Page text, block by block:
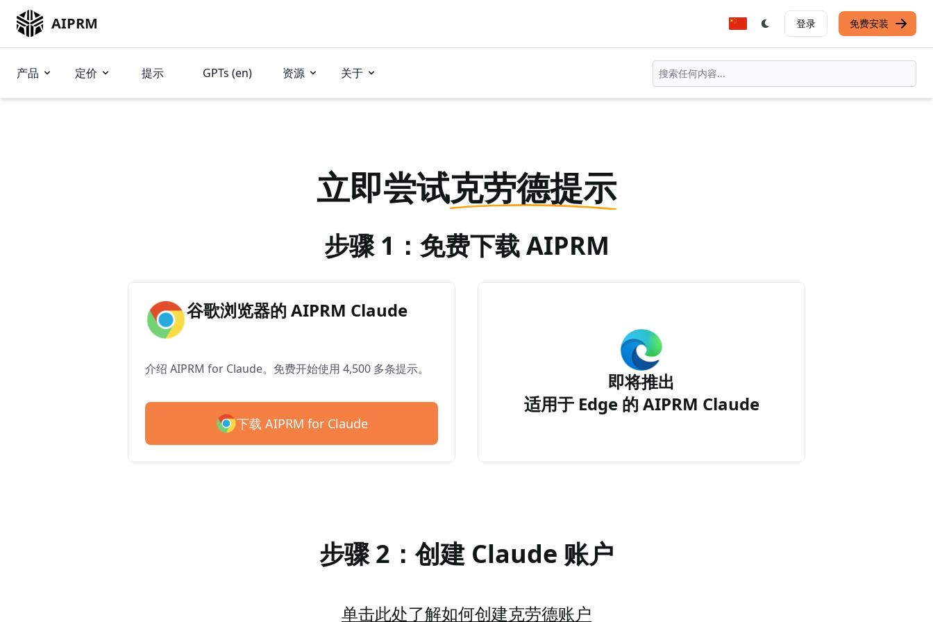
AIPRM 登录 免费安装
产品 定价 提示 GPTs (en) 资源 关于
立即尝试克劳德提示
步骤 1：免费下载 AIPRM
谷歌浏览器的 AIPRM Claude
介绍 AIPRM for Claude。免费开始使用 4,500 多条提示。
下载 AIPRM for Claude
即将推出
适用于 Edge 的 AIPRM Claude
步骤 2：创建 Claude 账户
单击此处了解如何创建克劳德账户